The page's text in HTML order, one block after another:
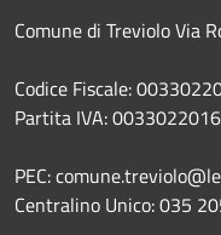
Comune di Treviolo Via
Codice Fiscale:
Partita IVA:
PEC:
Centralino Unico:035